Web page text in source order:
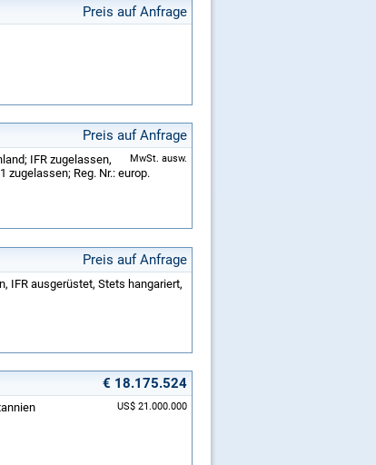
Preis auf Anfrage
Preis auf Anfrage
MwSt. ausw.
IFR zugelassen,
zugelassen; Reg. Nr.: europ.
Preis auf Anfrage
IFR ausgerüstet, Stets hangariert,
€ 18.175.524
US$ 21.000.000